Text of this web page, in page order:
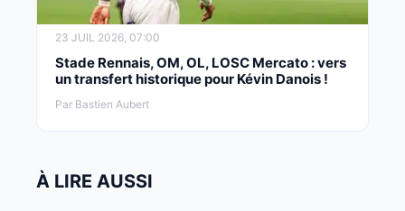
23 JUIL 2026, 07:00
Stade Rennais, OM, OL, LOSC Mercato : vers
un transfert historique pour Kévin Danois !
Par Bastien Aubert
À LIRE AUSSI